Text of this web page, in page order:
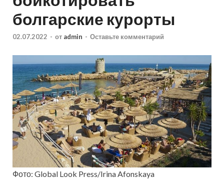
болгарские курорты
02.07.2022 - от admin - Оставьте комментарий
Фото: Global Look Press/Irina Afonskaya